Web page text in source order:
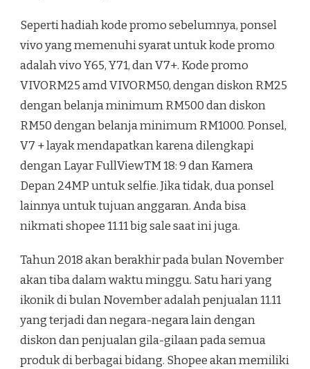
Seperti hadiah kode promo sebelumnya, ponsel
vivo yang memenuhi syarat untuk kode promo
adalah vivo Y65, Y71, dan V7+. Kode promo
VIVORM25 amd VIVORM50, dengan diskon RM25
dengan belanja minimum RM500 dan diskon
RM50 dengan belanja minimum RM1000. Ponsel,
V7 + layak mendapatkan karena dilengkapi
dengan Layar FullViewTM 18: 9 dan Kamera
Depan 24MP untuk selfie. Jika tidak, dua ponsel
lainnya untuk tujuan anggaran. Anda bisa
nikmati shopee 11.11 big sale saat ini juga.
Tahun 2018 akan berakhir pada bulan November
akan tiba dalam waktu minggu. Satu hari yang
ikonik di bulan November adalah penjualan 11.11
yang terjadi dan negara-negara lain dengan
diskon dan penjualan gila-gilaan pada semua
produk di berbagai bidang. Shopee akan memiliki